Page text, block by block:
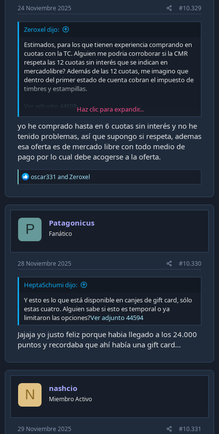
24 Noviembre 2025 #10.329
Zeroxel dijo:
Estimados, para los que tienen experiencia comprando en
cuotas con la TC. Alguien me podria corroborar si la CMR
respeta las 12 cuotas sin interés que se indican en
mercadolibre? Además de las 12 cuotas, me imagino que
dentro del primer estado de cuenta cobran el impuesto de
timbres y estampillas.
Ver adjunto 44608
Se agradece cualquier orientación. Saludos!
Haz clic para expandir...
yo he comprado hasta en 6 cuotas sin interés y no he
tenido problemas, así que supongo si respeta, ademas
esa oferta es de mercado libre con todo medio de
pago por lo cual debe acogerse a la oferta.
R
e
c
t
o
n
oscar331 andZeroxel
P Patagonicus
Fanático
28 Noviembre 2025 #10.330
HeptaSchumi dijo:
Y esto es lo que está disponible en canjes de gift card, sólo
estas cuatro. Alguien sabe si esto es temporal o ya
limitaron las opciones?Ver adjunto 44594
Jajaja yo justo feliz porque habia llegado a los 24.000
puntos y recordaba que ahí había una gift card...
N nashcio
Miembro Activo
29 Noviembre 2025 #10.331